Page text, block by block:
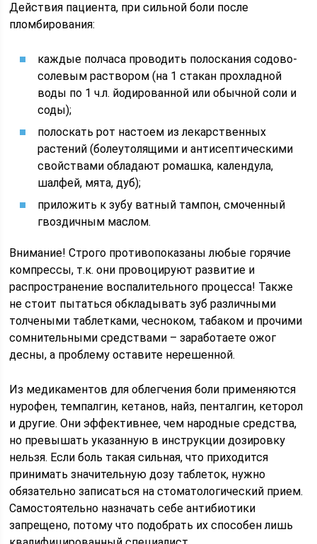
Действия пациента, при сильной боли после
пломбирования:
каждые полчаса проводить полоскания содово-
солевым раствором (на 1 стакан прохладной
воды по 1 ч.л. йодированной или обычной соли и
соды);
полоскать рот настоем из лекарственных
растений (болеутолящими и антисептическими
свойствами обладают ромашка, календула,
шалфей, мята, дуб);
приложить к зубу ватный тампон, смоченный
гвоздичным маслом.
Внимание! Строго противопоказаны любые горячие
компрессы, т.к. они провоцируют развитие и
распространение воспалительного процесса! Также
не стоит пытаться обкладывать зуб различными
толчеными таблетками, чесноком, табаком и прочими
сомнительными средствами – заработаете ожог
десны, а проблему оставите нерешенной.
Из медикаментов для облегчения боли применяются
нурофен, темпалгин, кетанов, найз, пенталгин, кеторол
и другие. Они эффективнее, чем народные средства,
но превышать указанную в инструкции дозировку
нельзя. Если боль такая сильная, что приходится
принимать значительную дозу таблеток, нужно
обязательно записаться на стоматологический прием.
Самостоятельно назначать себе антибиотики
запрещено, потому что подобрать их способен лишь